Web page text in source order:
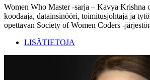
Women Who Master -sarja – Kavya Krishna
koodaaja, datainsinööri, toimitusjohtaja ja
opettavan Society of Women Coders -
LISÄTIETOJA